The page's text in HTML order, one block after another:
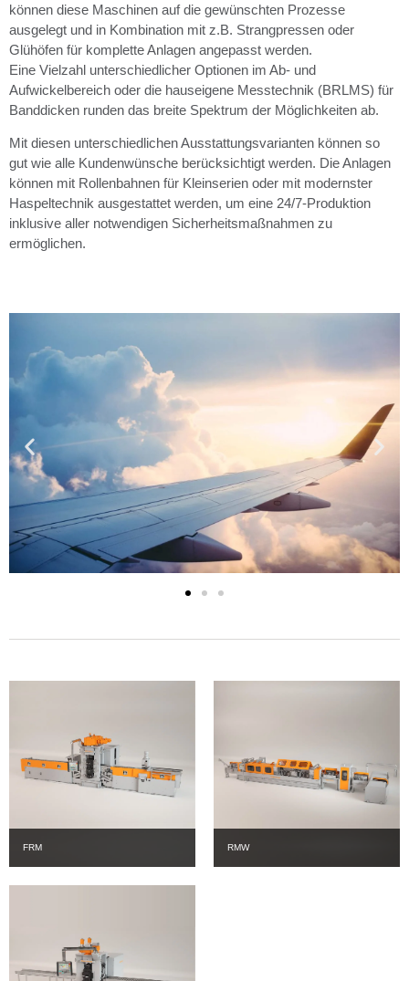
können diese Maschinen auf die gewünschten Prozesse
ausgelegt und in Kombination mit z.B. Strangpressen oder
Glühöfen für komplette Anlagen angepasst werden.
Eine Vielzahl unterschiedlicher Optionen im Ab- und
Aufwickelbereich oder die hauseigene Messtechnik (BRLMS) für
Banddicken runden das breite Spektrum der Möglichkeiten ab.
Mit diesen unterschiedlichen Ausstattungsvarianten können so
gut wie alle Kundenwünsche berücksichtigt werden. Die Anlagen
können mit Rollenbahnen für Kleinserien oder mit modernster
Haspeltechnik ausgestattet werden, um eine 24/7-Produktion
inklusive aller notwendigen Sicherheitsmaßnahmen zu
ermöglichen.
FRM RMW